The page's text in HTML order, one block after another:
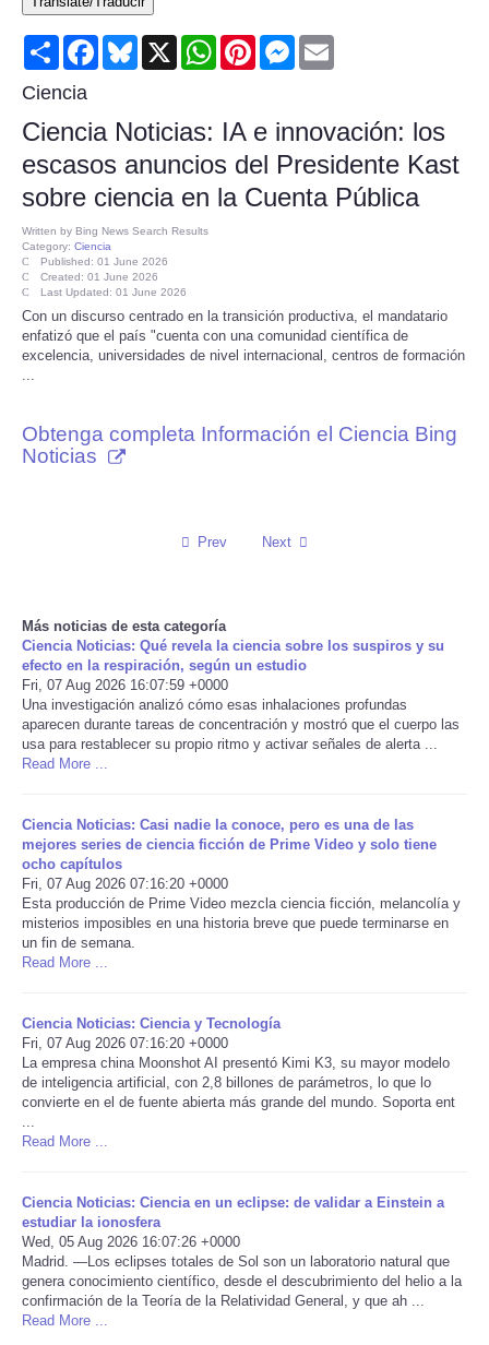
Consumer
Consumer Affairs Recalls
Food & Drug Recalls
Product Safety News
Entertainment
Health
Pets
Social
Sports
Technology
USA
World
NOTICIAS
Portada de Noticias
America Latina
EEUU
Especiales
Share FacebookBluesky
X WhatsAppPinterestMessenger
Ciencia
Ciencia Noticias: IA e innovación: los
escasos anuncios del Presidente Kast
sobre ciencia en la Cuenta Pública
Written by Bing News Search Results
Category: Ciencia
Published: 01 June 2026
Created: 01 June 2026
Last Updated: 01 June 2026
Con un discurso centrado en la transición productiva, el mandatario
enfatizó que el país "cuenta con una comunidad científica de
excelencia, universidades de nivel internacional, centros de formación
Obtenga completa Información el Ciencia Bing
Noticias
Prev Next
Más noticias de esta categoría
Ciencia Noticias: Qué revela la ciencia sobre los suspiros y su
efecto en la respiración, según un estudio
Fri, 07 Aug 2026 16:07:59 +0000
Una investigación analizó cómo esas inhalaciones profundas
aparecen durante tareas de concentración y mostró que el cuerpo las
usa para restablecer su propio ritmo y activar señales de alerta ...
Read More ...
Ciencia Noticias: Casi nadie la conoce, pero es una de las
mejores series de ciencia ficción de Prime Video y solo tiene
ocho capítulos
Fri, 07 Aug 2026 07:16:20 +0000
Esta producción de Prime Video mezcla ciencia ficción, melancolía y
misterios imposibles en una historia breve que puede terminarse en
un fin de semana.
Read More ...
Ciencia Noticias: Ciencia y Tecnología
Fri, 07 Aug 2026 07:16:20 +0000
La empresa china Moonshot AI presentó Kimi K3, su mayor modelo
de inteligencia artificial, con 2,8 billones de parámetros, lo que lo
convierte en el de fuente abierta más grande del mundo. Soporta ent
Read More ...
Ciencia Noticias: Ciencia en un eclipse: de validar a Einstein a
estudiar la ionosfera
Wed, 05 Aug 2026 16:07:26 +0000
Madrid. —Los eclipses totales de Sol son un laboratorio natural que
genera conocimiento científico, desde el descubrimiento del helio a la
confirmación de la Teoría de la Relatividad General, y que ah ...
Read More ...